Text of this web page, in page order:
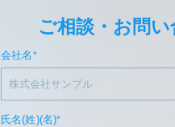
ご相談・お問
会社名 *
氏名(姓)(名)*